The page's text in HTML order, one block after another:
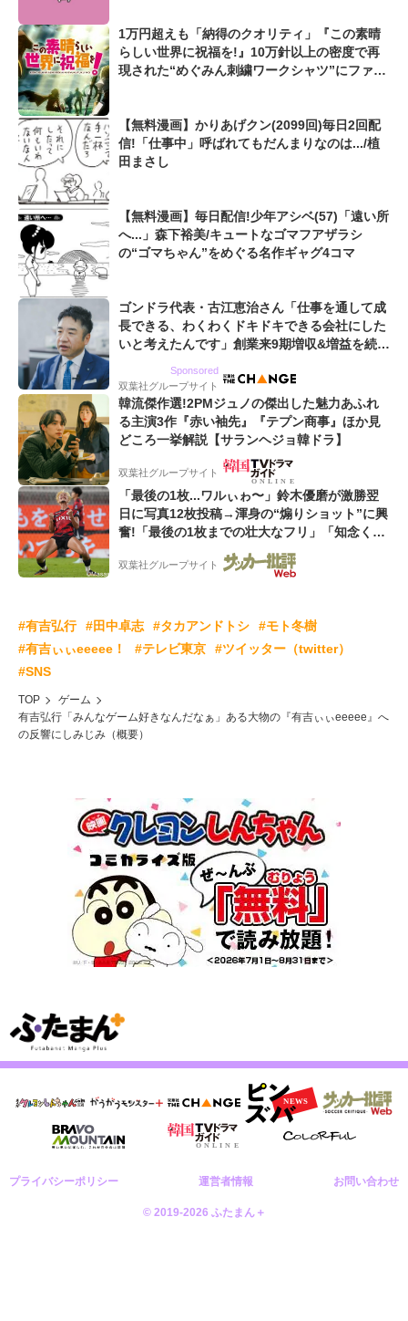
1万円超えも「納得のクオリティ」『この素晴
らしい世界に祝福を!』10万針以上の密度で再
現された“めぐみん刺繍ワークシャツ”にファン
【無料漫画】かりあげクン(2099回)毎日2回配
信!「仕事中」呼ばれてもだんまりなのは.../植
田まさし
【無料漫画】毎日配信!少年アシベ(57)「遠い所
へ...」森下裕美/キュートなゴマフアザラシ
の“ゴマちゃん”をめぐる名作ギャグ4コマ
ゴンドラ代表・古江恵治さん「仕事を通して成
長できる、わくわくドキドキできる会社にした
いと考えたんです」創業来9期増収&増益を続け
Sponsored
双葉社グループサイト
韓流傑作選!2PMジュノの傑出した魅力あふれ
る主演3作『赤い袖先』『テプン商事』ほか見
どころ一挙解説【サランヘジョ韓ドラ】
双葉社グループサイト
「最後の1枚...ワルぃゎ〜」鈴木優磨が激勝翌
日に写真12枚投稿→渾身の“煽りショット”に興
奮!「最後の1枚までの壮大なフリ」「知念くん
のことどんだけ好きなんよw」
双葉社グループサイト
#有吉弘行 #田中卓志 #タカアンドトシ
#モト冬樹
#有吉ぃぃeeeee！
#テレビ東京
#ツイッター（twitter）
#SNS
TOP
ゲーム
有吉弘行「みんなゲーム好きなんだなぁ」ある大物の『有吉ぃぃeeeee』へ
の反響にしみじみ（概要）
プライバシーポリシー 運営者情報 お問い合わせ
© 2019-2026 ふたまん＋